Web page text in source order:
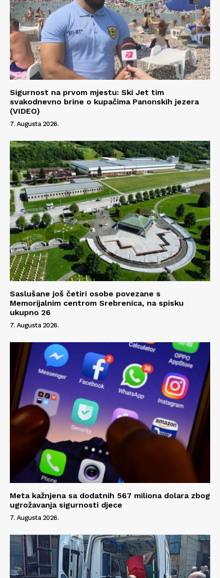
Info
O nama
Kontakt
Impressum
Sigurnost na prvom mjestu: Ski Jet tim
svakodnevno brine o kupačima Panonskih jezera
(VIDEO)
7. Augusta 2026.
Saslušane još četiri osobe povezane s
Memorijalnim centrom Srebrenica, na spisku
ukupno 26
7. Augusta 2026.
Meta kažnjena sa dodatnih 567 miliona dolara zbog
ugrožavanja sigurnosti djece
7. Augusta 2026.